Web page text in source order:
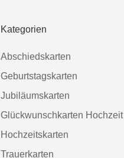
Kategorien
Abschiedskarten
Geburtstagskarten
Jubiläumskarten
Glückwunschkarten Hochzeit
Hochzeitskarten
Trauerkarten